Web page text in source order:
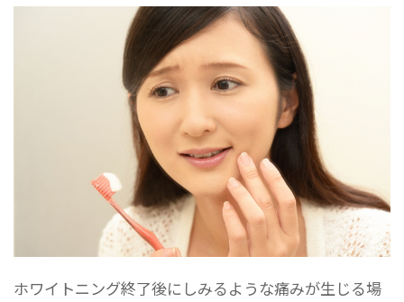
ホワイトニング終了後にしみるような痛みが生じる場